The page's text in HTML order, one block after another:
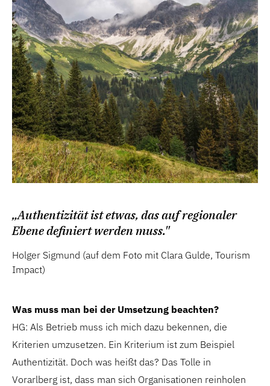
„Authentizität ist etwas, das auf regionaler
Ebene definiert werden muss."
Holger Sigmund (auf dem Foto mit Clara Gulde, Tourism
Impact)
Was muss man bei der Umsetzung beachten?
HG: Als Betrieb muss ich mich dazu bekennen, die
Kriterien umzusetzen. Ein Kriterium ist zum Beispiel
Authentizität. Doch was heißt das? Das Tolle in
Vorarlberg ist, dass man sich Organisationen reinholen